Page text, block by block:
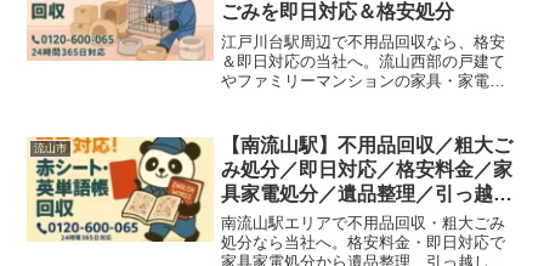
ごみを即日対応＆格安処分
江戸川台駅周辺で不用品回収なら、格安
＆即日対応の当社へ。流山西部の戸建て
やファミリーマンションの家具・家電・
流山市
【南流山駅】不用品回収／粗大ご
み処分／即日対応／格安料金／家
具家電処分／遺品整理／引っ越し
片付け
南流山駅エリアで不用品回収・粗大ごみ
処分なら当社へ。格安料金・即日対応で
家具家電処分から遺品整理、引っ越し片